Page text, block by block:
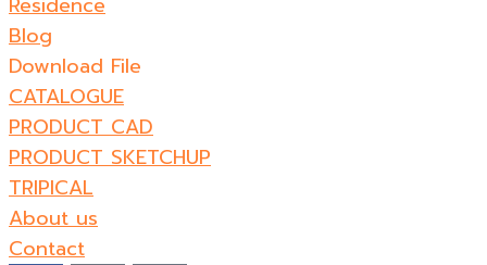
Blog
Download File
CATALOGUE
PRODUCT CAD
PRODUCT SKETCHUP
TRIPICAL
About us
Contact